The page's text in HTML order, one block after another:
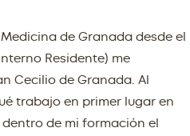
de Granada desde el
Residente) me
Cecilio de Granada. Al
trabajo en primer lugar en
de mi formación el